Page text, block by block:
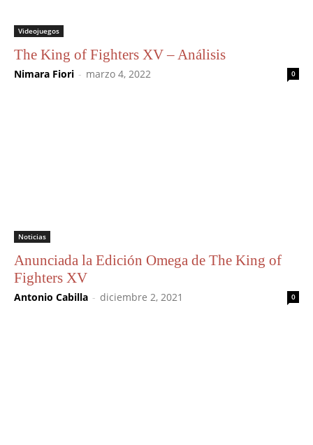
Videojuegos
The King of Fighters XV – Análisis
Nimara Fiori - marzo 4, 2022 0
Noticias
Anunciada la Edición Omega de The King of
Fighters XV
Antonio Cabilla - diciembre 2, 2021 0